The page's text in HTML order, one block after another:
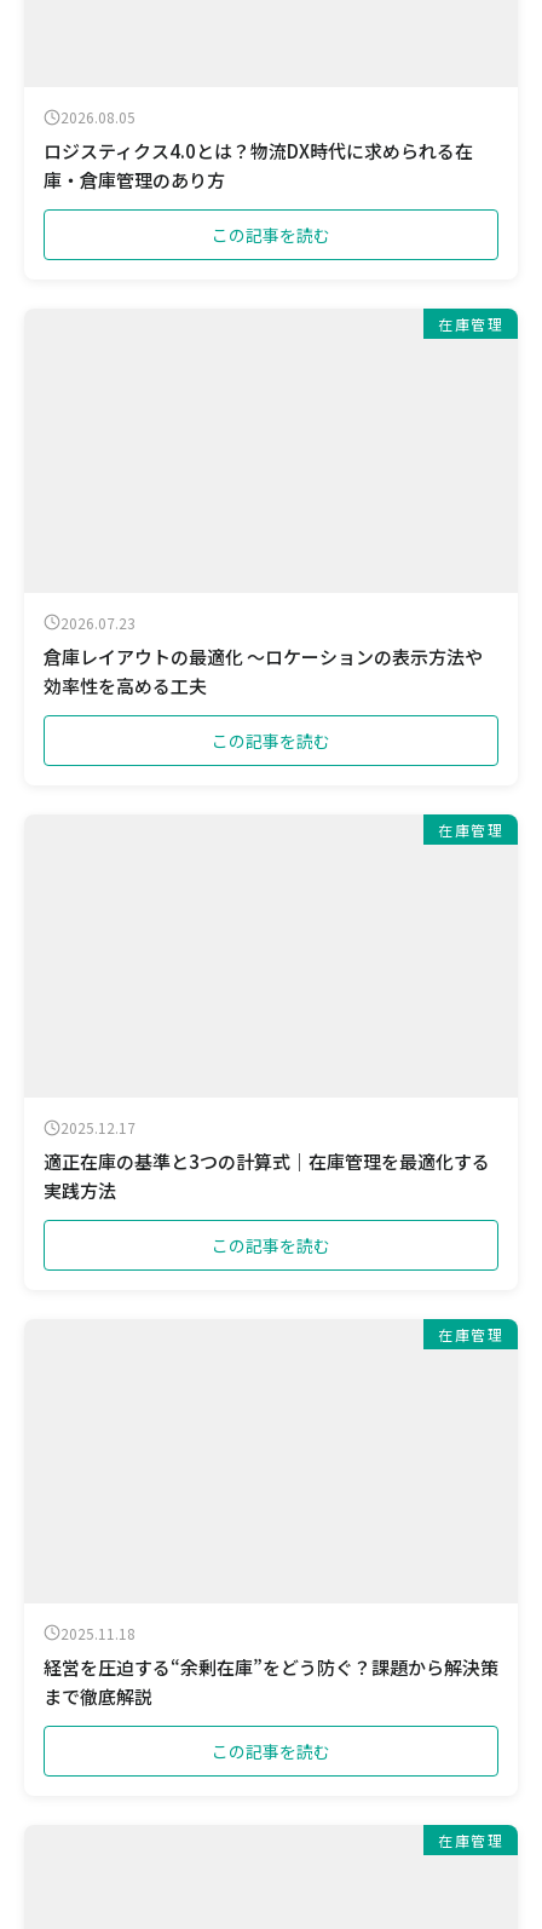
2026.08.05
ロジスティクス4.0とは？物流DX時代に求められる在
庫・倉庫管理のあり方
この記事を読む
在庫管理
2026.07.23
倉庫レイアウトの最適化 ～ロケーションの表示方法や
効率性を高める工夫
この記事を読む
在庫管理
2025.12.17
適正在庫の基準と3つの計算式｜在庫管理を最適化する
実践方法
この記事を読む
在庫管理
2025.11.18
経営を圧迫する“余剰在庫”をどう防ぐ？課題から解決策
まで徹底解説
この記事を読む
在庫管理